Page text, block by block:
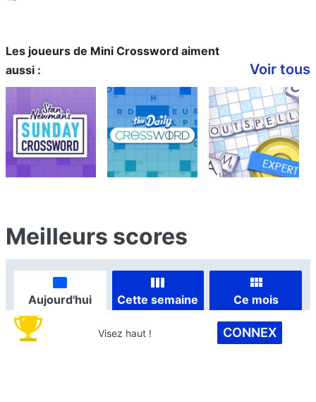
Les joueurs de Mini Crossword aiment
aussi :
Voir tous
Meilleurs scores
Aujourd'hui Cette semaine Ce mois
Visez haut ! CONNEX